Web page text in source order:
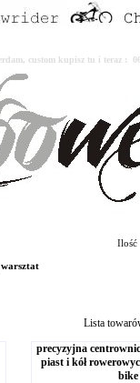
custom kupisz tu i teraz :
Ilość
Lista
precyzyjna
piast i kół